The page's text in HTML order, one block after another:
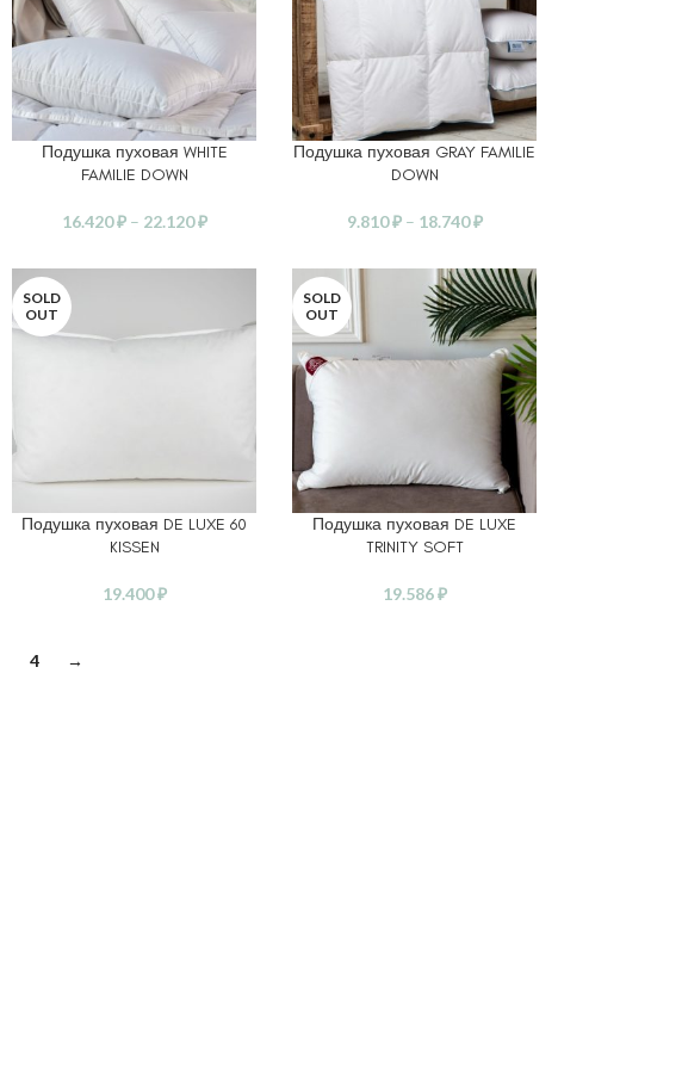
ВЫБЕРИТЕ ПАРАМЕТРЫ
Подушка пуховая WHITE
FAMILIE DOWN
16.420₽ – 22.120₽
ВЫБЕРИТЕ ПАРАМЕТРЫ
Подушка пуховая GRAY FAMILIE
DOWN
9.810₽ – 18.740₽
SOLD
OUT
ЧИТАТЬ ДАЛЕЕ
Подушка пуховая DE LUXE 60
KISSEN
19.400₽
SOLD
OUT
ЧИТАТЬ ДАЛЕЕ
Подушка пуховая DE LUXE
TRINITY SOFT
19.586₽
4 →